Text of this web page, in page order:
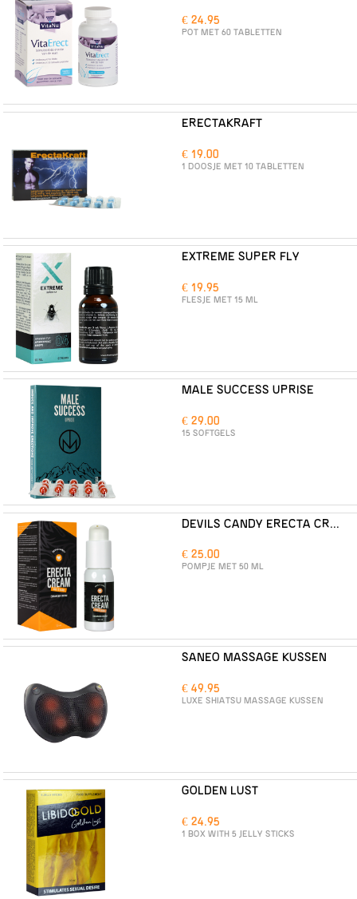
€ 24.95
POT MET 60 TABLETTEN
ERECTAKRAFT
€ 19.00
1 DOOSJE MET 10 TABLETTEN
EXTREME SUPER FLY
€ 19.95
FLESJE MET 15 ML
MALE SUCCESS UPRISE
€ 29.00
15 SOFTGELS
DEVILS CANDY ERECTA CREAM
€ 25.00
POMPJE MET 50 ML
SANEO MASSAGE KUSSEN
€ 49.95
LUXE SHIATSU MASSAGE KUSSEN
GOLDEN LUST
€ 24.95
1 BOX WITH 5 JELLY STICKS